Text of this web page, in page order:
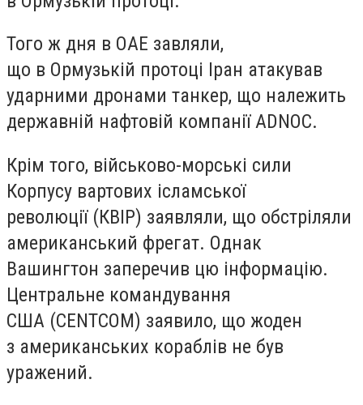
Того ж дня в ОАЕ завляли,
що в Ормузькій протоці Іран атакував
ударними дронами танкер, що належить
державній нафтовій компанії ADNOC.
Крім того, військово-морські сили
Корпусу вартових ісламської
революції (КВІР) заявляли, що обстріляли
американський фрегат. Однак
Вашингтон заперечив цю інформацію.
Центральне командування
США (CENTCOM) заявило, що жоден
з американських кораблів не був
уражений.